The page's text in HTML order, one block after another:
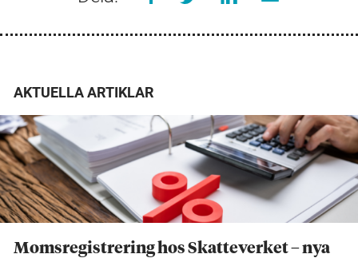
AKTUELLA ARTIKLAR
Momsregistrering hos Skatteverket – nya